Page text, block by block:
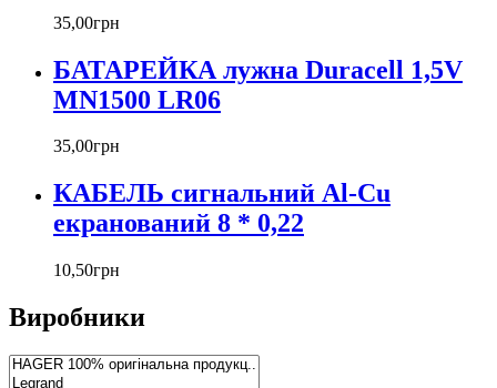
35,00грн
БАТАРЕЙКА лужна Duracell 1,5V
MN1500 LR06
35,00грн
КАБЕЛЬ сигнальний Al-Cu
екранований 8 * 0,22
10,50грн
Виробники